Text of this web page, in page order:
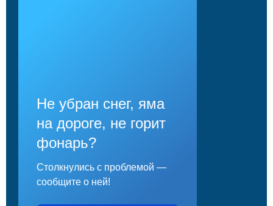
Не убран снег, яма
на дороге, не горит
фонарь?
Столкнулись с проблемой —
сообщите о ней!